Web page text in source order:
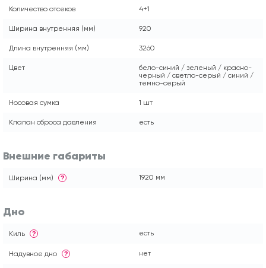
Количество отсеков 4+1
Ширина внутренняя (мм) 920
Длина внутренняя (мм) 3260
Цвет
бело-синий / зеленый / красно-
черный / светло-серый / синий /
темно-серый
Носовая сумка 1 шт
Клапан сброса давления есть
Внешние габариты
Ширина (мм) ? 1920 мм
Дно
Киль ? есть
Надувное дно ? нет